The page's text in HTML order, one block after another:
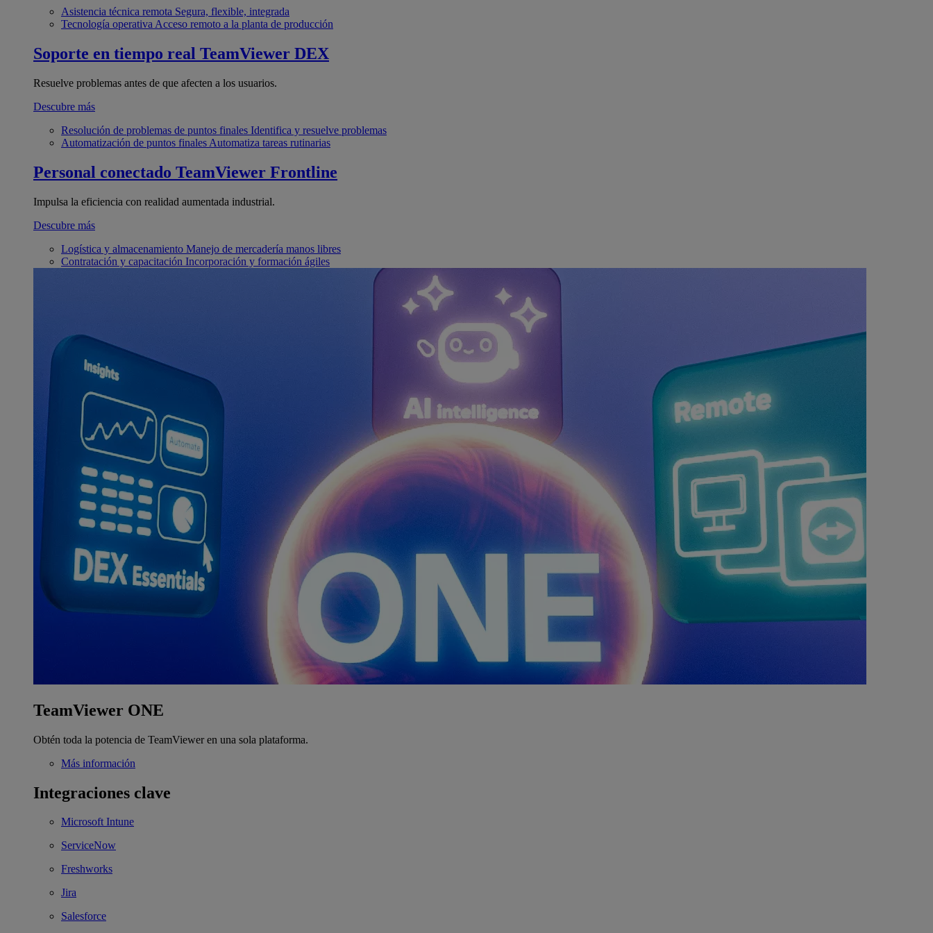
Asistencia técnica remota Segura, flexible, integrada
Tecnología operativa Acceso remoto a la planta de producción
Soporte en tiempo real TeamViewer DEX
Resuelve problemas antes de que afecten a los usuarios.
Descubre más
Resolución de problemas de puntos finales Identifica y resuelve problemas
Automatización de puntos finales Automatiza tareas rutinarias
Personal conectado TeamViewer Frontline
Impulsa la eficiencia con realidad aumentada industrial.
Descubre más
Logística y almacenamiento Manejo de mercadería manos libres
Contratación y capacitación Incorporación y formación ágiles
TeamViewer ONE
Obtén toda la potencia de TeamViewer en una sola plataforma.
Más información
Integraciones clave
Microsoft Intune
ServiceNow
Freshworks
Jira
Salesforce